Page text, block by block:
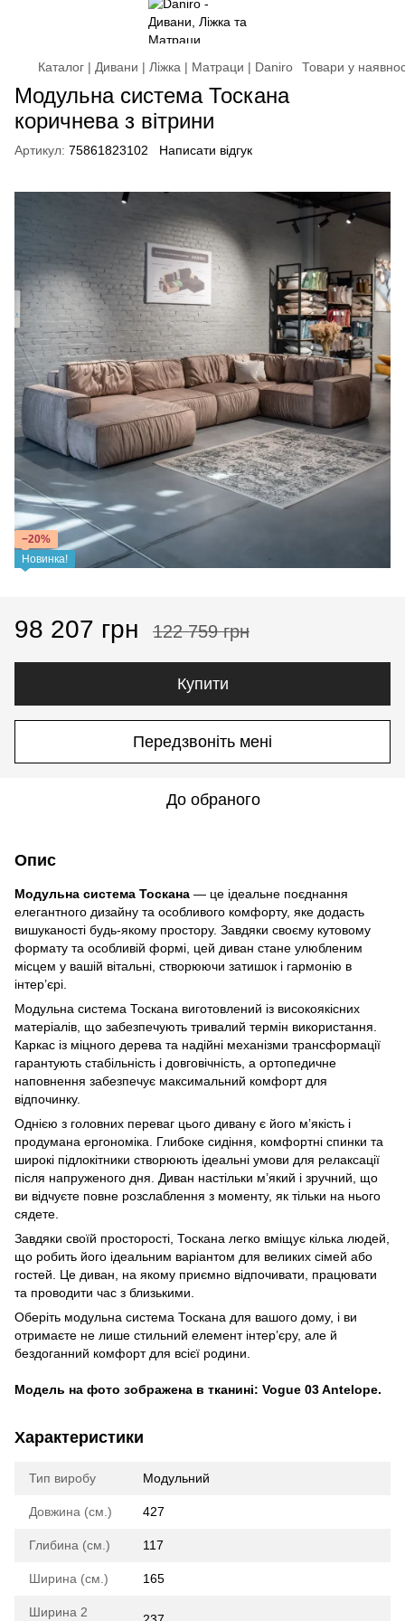
Каталог | Дивани | Ліжка | Матраци | Daniro Товари у
Модульна система Тоскана
коричнева з вітрини
Артикул: 75861823102 Написати відгук
−20%
Новинка!
98 207 грн 122 759 грн
Купити
Передзвоніть мені
До обраного
Опис
Модульна система Тоскана — це ідеальне поєднання
елегантного дизайну та особливого комфорту, яке додасть
вишуканості будь-якому простору. Завдяки своєму кутовому
формату та особливій формі, цей диван стане улюбленим
місцем у вашій вітальні, створюючи затишок і гармонію в
інтер’єрі.
Модульна система Тоскана виготовлений із високоякісних
матеріалів, що забезпечують тривалий термін використання.
Каркас із міцного дерева та надійні механізми трансформації
гарантують стабільність і довговічність, а ортопедичне
наповнення забезпечує максимальний комфорт для
відпочинку.
Однією з головних переваг цього дивану є його м’якість і
продумана ергономіка. Глибоке сидіння, комфортні спинки та
широкі підлокітники створюють ідеальні умови для релаксації
після напруженого дня. Диван настільки м’який і зручний, що
ви відчуєте повне розслаблення з моменту, як тільки на нього
сядете.
Завдяки своїй просторості, Тоскана легко вміщує кілька людей,
що робить його ідеальним варіантом для великих сімей або
гостей. Це диван, на якому приємно відпочивати, працювати
та проводити час з близькими.
Оберіть модульна система Тоскана для вашого дому, і ви
отримаєте не лише стильний елемент інтер’єру, але й
бездоганний комфорт для всієї родини.
Модель на фото зображена в тканині: Vogue 03 Antelope.
Характеристики
Тип виробу Модульний
Довжина (см.) 427
Глибина (см.) 117
Ширина (см.) 165
Ширина 2